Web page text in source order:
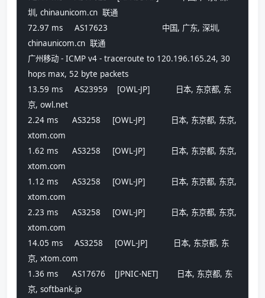
圳, chinaunicom.cn  联通
72.97 ms     AS17623                       中国, 广东, 深圳,
chinaunicom.cn  联通
广州移动 - ICMP v4 - traceroute to 120.196.165.24, 30
hops max, 52 byte packets
13.59 ms     AS23959    [OWL-JP]           日本, 东京都, 东
京, owl.net
2.24 ms      AS3258     [OWL-JP]           日本, 东京都, 东京,
xtom.com
1.62 ms      AS3258     [OWL-JP]           日本, 东京都, 东京,
xtom.com
1.12 ms      AS3258     [OWL-JP]           日本, 东京都, 东京,
xtom.com
2.23 ms      AS3258     [OWL-JP]           日本, 东京都, 东京,
xtom.com
14.05 ms     AS3258     [OWL-JP]           日本, 东京都, 东
京, xtom.com
1.36 ms      AS17676    [JPNIC-NET]        日本, 东京都, 东
京, softbank.jp